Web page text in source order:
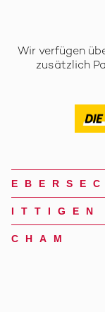
Wir verfügen
zusätzlich
ITTIGEN
CHAM